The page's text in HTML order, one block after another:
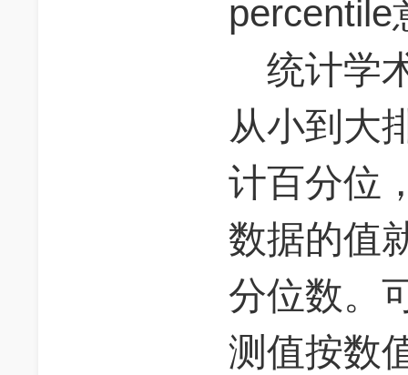
weight among
greater than or
less than or
weights of boys
percentile
统计学
从小到大
计百分位
数据的值
分位数。
测值按数